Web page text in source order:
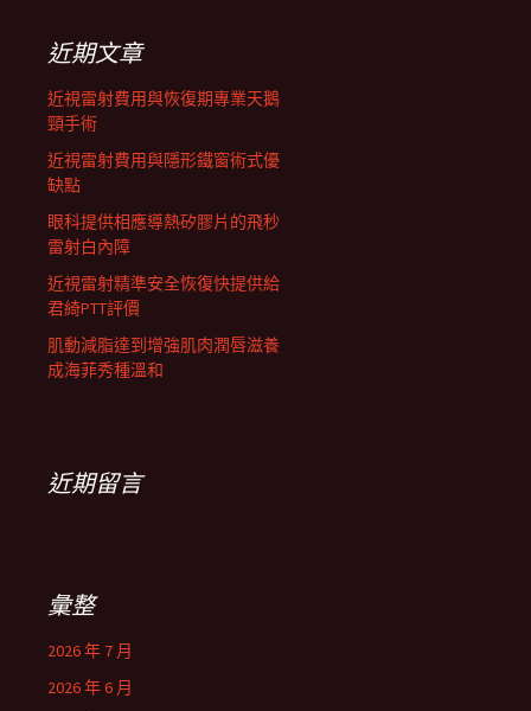
列近期文章
近視雷射費用與恢復期專業天鵝
頸手術
近視雷射費用與隱形鐵窗術式優
缺點
眼科提供相應導熱矽膠片的飛秒
雷射白內障
近視雷射精準安全恢復快提供給
君綺PTT評價
肌動減脂達到增強肌肉潤唇滋養
成海菲秀種溫和
近期留言
彙整
2026 年 7 月
2026 年 6 月